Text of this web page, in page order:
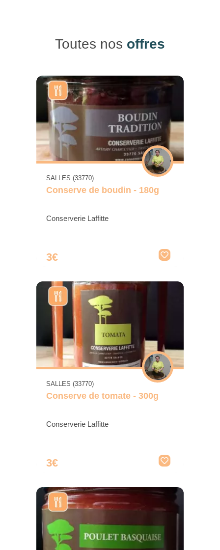
Toutes nos offres
SALLES (33770)
Conserve de boudin - 180g
Conserverie Laffitte
3€
SALLES (33770)
Conserve de tomate - 300g
Conserverie Laffitte
3€